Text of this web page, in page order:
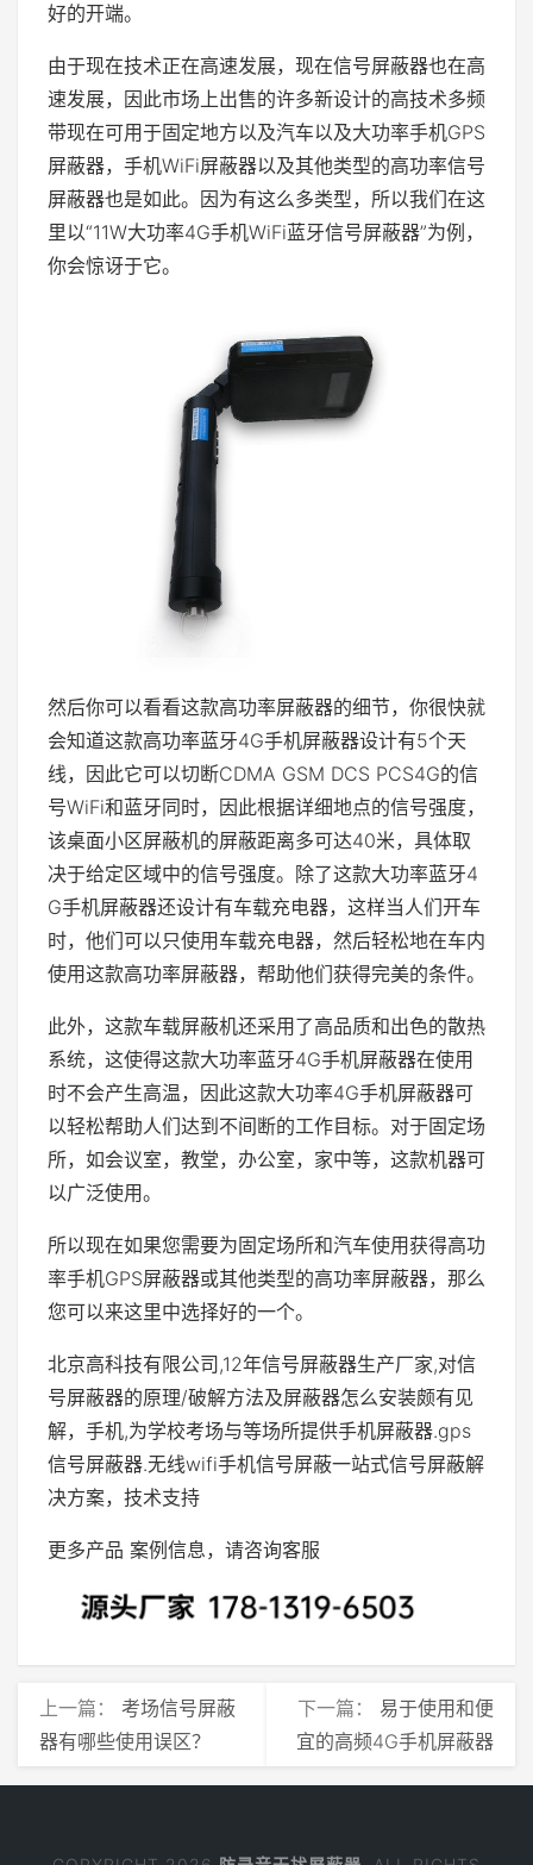
好的开端。
由于现在技术正在高速发展，现在信号屏蔽器也在高
速发展，因此市场上出售的许多新设计的高技术多频
带现在可用于固定地方以及汽车以及大功率手机GPS
屏蔽器，手机WiFi屏蔽器以及其他类型的高功率信号
屏蔽器也是如此。因为有这么多类型，所以我们在这
里以“11W大功率4G手机WiFi蓝牙信号屏蔽器”为例，
你会惊讶于它。
然后你可以看看这款高功率屏蔽器的细节，你很快就
会知道这款高功率蓝牙4G手机屏蔽器设计有5个天
线，因此它可以切断CDMA GSM DCS PCS4G的信
号WiFi和蓝牙同时，因此根据详细地点的信号强度，
该桌面小区屏蔽机的屏蔽距离多可达40米，具体取
决于给定区域中的信号强度。除了这款大功率蓝牙4
G手机屏蔽器还设计有车载充电器，这样当人们开车
时，他们可以只使用车载充电器，然后轻松地在车内
使用这款高功率屏蔽器，帮助他们获得完美的条件。
此外，这款车载屏蔽机还采用了高品质和出色的散热
系统，这使得这款大功率蓝牙4G手机屏蔽器在使用
时不会产生高温，因此这款大功率4G手机屏蔽器可
以轻松帮助人们达到不间断的工作目标。对于固定场
所，如会议室，教堂，办公室，家中等，这款机器可
以广泛使用。
所以现在如果您需要为固定场所和汽车使用获得高功
率手机GPS屏蔽器或其他类型的高功率屏蔽器，那么
您可以来这里中选择好的一个。
北京高科技有限公司,12年信号屏蔽器生产厂家,对信
号屏蔽器的原理/破解方法及屏蔽器怎么安装颇有见
解，手机,为学校考场与等场所提供手机屏蔽器.gps
信号屏蔽器.无线wifi手机信号屏蔽一站式信号屏蔽解
决方案，技术支持
更多产品 案例信息，请咨询客服
上一篇： 考场信号屏蔽
器有哪些使用误区？
下一篇： 易于使用和便
宜的高频4G手机屏蔽器